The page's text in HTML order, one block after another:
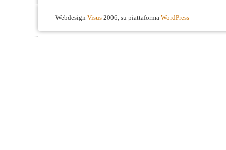
Webdesign Visus 2006, su piattaforma WordPress